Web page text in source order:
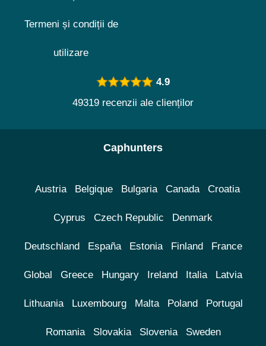
Termeni și condiții de
utilizare
4.9
49319 recenzii ale clienților
Caphunters
Austria Belgique Bulgaria Canada Croatia
Cyprus Czech Republic Denmark
Deutschland España Estonia Finland France
Global Greece Hungary Ireland Italia Latvia
Lithuania Luxembourg Malta Poland Portugal
Romania Slovakia Slovenia Sweden